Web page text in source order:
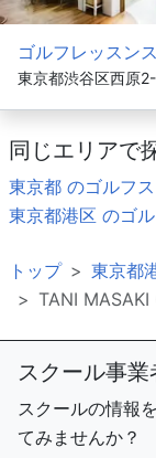
ゴルフレッスン
東京都渋谷区西原
同じエリアで
東京都 のゴルフ
東京都港区 のゴ
トップ
東京都
TANI MASAKI
スクール事
スクールの情報
てみませんか？